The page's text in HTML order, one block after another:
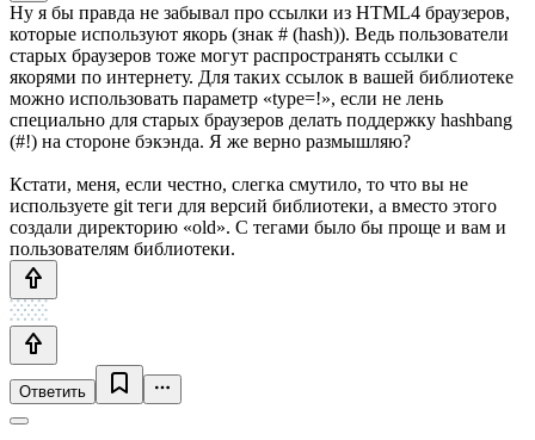
Ну я бы правда не забывал про ссылки из HTML4 браузеров,
которые используют якорь (знак # (hash)). Ведь пользователи
старых браузеров тоже могут распространять ссылки с
якорями по интернету. Для таких ссылок в вашей библиотеке
можно использовать параметр «type=!», если не лень
специально для старых браузеров делать поддержку hashbang
(#!) на стороне бэкэнда. Я же верно размышляю?
Кстати, меня, если честно, слегка смутило, то что вы не
используете git теги для версий библиотеки, а вместо этого
создали директорию «old». С тегами было бы проще и вам и
пользователям библиотеки.
Ответить